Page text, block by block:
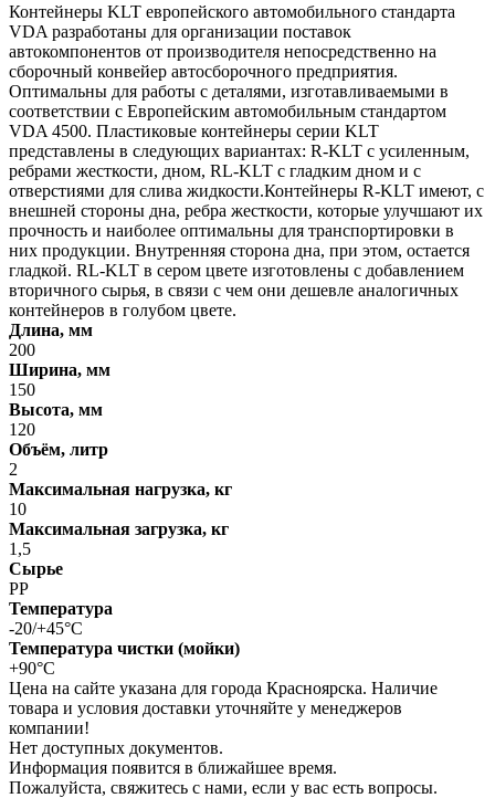
Контейнеры KLT европейского автомобильного стандарта
VDA разработаны для организации поставок
автокомпонентов от производителя непосредственно на
сборочный конвейер автосборочного предприятия.
Оптимальны для работы с деталями, изготавливаемыми в
соответствии с Европейским автомобильным стандартом
VDA 4500. Пластиковые контейнеры серии KLT
представлены в следующих вариантах: R-KLT с усиленным,
ребрами жесткости, дном, RL-KLT с гладким дном и с
отверстиями для слива жидкости.Контейнеры R-KLT имеют, с
внешней стороны дна, ребра жесткости, которые улучшают их
прочность и наиболее оптимальны для транспортировки в
них продукции. Внутренняя сторона дна, при этом, остается
гладкой. RL-KLT в сером цвете изготовлены с добавлением
вторичного сырья, в связи с чем они дешевле аналогичных
контейнеров в голубом цвете.
Длина, мм
200
Ширина, мм
150
Высота, мм
120
Объём, литр
2
Максимальная нагрузка, кг
10
Максимальная загрузка, кг
1,5
Сырье
РР
Температура
-20/+45°С
Температура чистки (мойки)
+90°С
Цена на сайте указана для города Красноярска. Наличие
товара и условия доставки уточняйте у менеджеров
компании!
Нет доступных документов.
Информация появится в ближайшее время.
Пожалуйста, свяжитесь с нами, если у вас есть вопросы.